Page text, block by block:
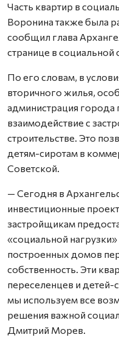
Часть квартир в
Воронина также была
сообщил глава
странице в социальной
По его словам, в
вторичного жилья,
администрация
взаимодействие с
строительстве. Это
детям-сиротам в
Советской.
— Сегодня в
инвестиционные
застройщикам
«социальной
построенных домов
собственность. Эти
переселенцев и детей-
мы используем все
решения важной
Дмитрий Морев.